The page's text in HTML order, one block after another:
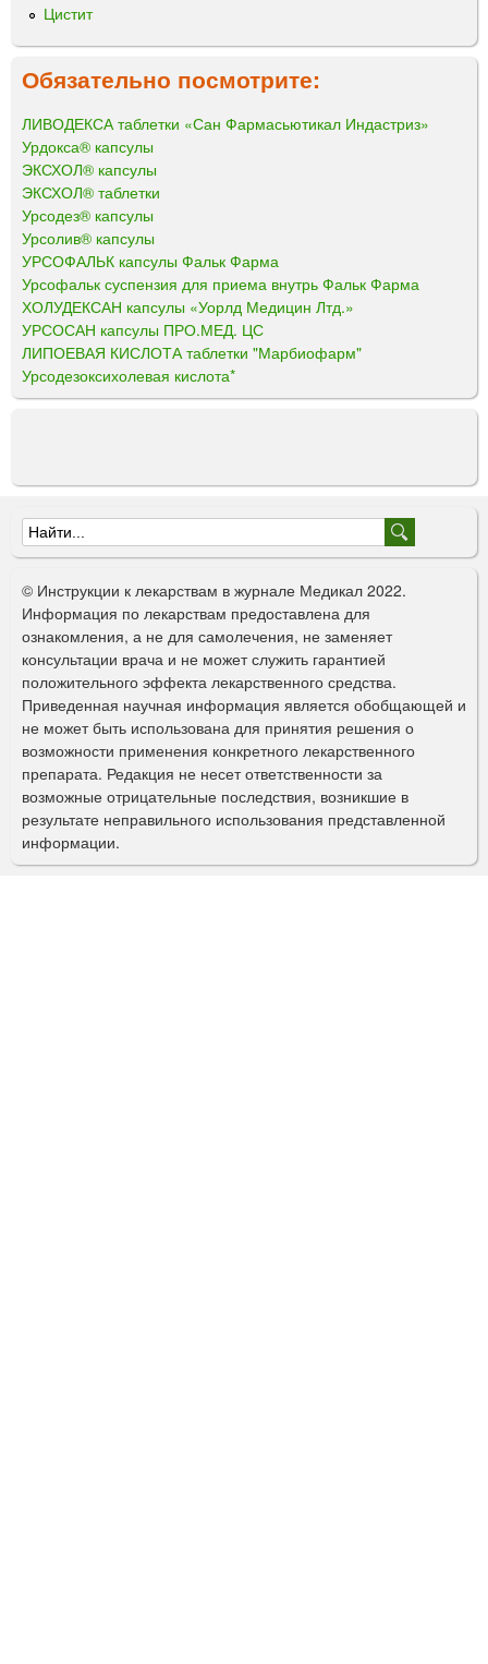
Цистит
Обязательно посмотрите:
ЛИВОДЕКСА таблетки «Сан Фармасьютикал Индастриз»
Урдокса® капсулы
ЭКСХОЛ® капсулы
ЭКСХОЛ® таблетки
Урсодез® капсулы
Урсолив® капсулы
УРСОФАЛЬК капсулы Фальк Фарма
Урсофальк суспензия для приема внутрь Фальк Фарма
ХОЛУДЕКСАН капсулы «Уорлд Медицин Лтд.»
УРСОСАН капсулы ПРО.МЕД. ЦС
ЛИПОЕВАЯ КИСЛОТА таблетки "Марбиофарм"
Урсодезоксихолевая кислота*
Ф
о
р
м
а
п
о
и
с
к
© Инструкции к лекарствам в журнале Медикал 2022.
Информация по лекарствам предоставлена для
ознакомления, а не для самолечения, не заменяет
консультации врача и не может служить гарантией
положительного эффекта лекарственного средства.
Приведенная научная информация является обобщающей и
не может быть использована для принятия решения о
возможности применения конкретного лекарственного
препарата. Редакция не несет ответственности за
возможные отрицательные последствия, возникшие в
результате неправильного использования представленной
информации.